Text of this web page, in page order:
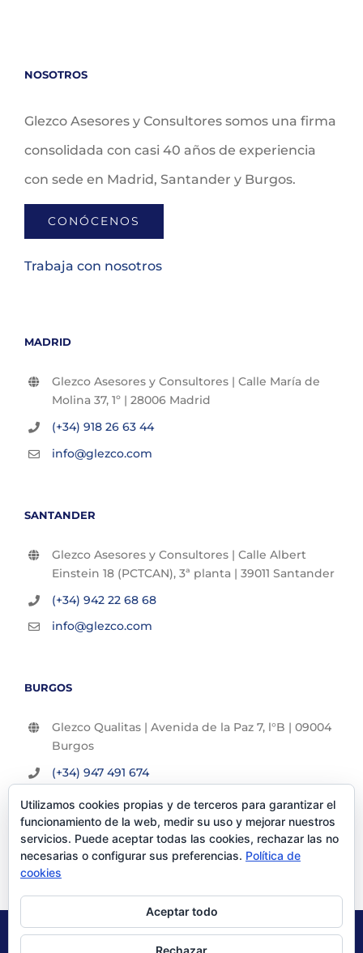
NOSOTROS
Glezco Asesores y Consultores somos una firma
consolidada con casi 40 años de experiencia
con sede en Madrid, Santander y Burgos.
CONÓCENOS
Trabaja con nosotros
MADRID
Glezco Asesores y Consultores | Calle María de
Molina 37, 1º | 28006 Madrid
(+34) 918 26 63 44
info@glezco.com
SANTANDER
Glezco Asesores y Consultores | Calle Albert
Einstein 18 (PCTCAN), 3ª planta | 39011 Santander
(+34) 942 22 68 68
info@glezco.com
BURGOS
Glezco Qualitas | Avenida de la Paz 7, l°B | 09004
Burgos
(+34) 947 491 674
info@glezco.com
© Glezco Asesores y Consultores 2019 | Todos los derechos
Utilizamos cookies propias y de terceros para garantizar el
funcionamiento de la web, medir su uso y mejorar nuestros
servicios. Puede aceptar todas las cookies, rechazar las no
necesarias o configurar sus preferencias. Política de
cookies
Aceptar todo
Rechazar